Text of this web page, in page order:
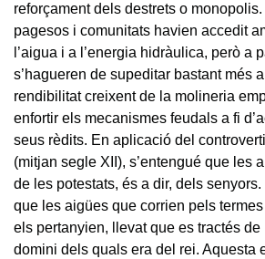
reforçament dels destrets o
pagesos i comunitats havien accedit
l’aigua i a l’energia hidràulica, però a
s’hagueren de supeditar bastant més
rendibilitat creixent de la molineria
enfortir els mecanismes feudals a fi
seus rèdits. En aplicació del
(mitjan segle XII), s’entengué que les
de les potestats, és a dir, dels senyors.
que les aigües que corrien pels
els pertanyien, llevat que es tractés de
domini dels quals era del rei. Aquesta